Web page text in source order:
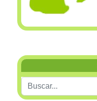
Buscar...